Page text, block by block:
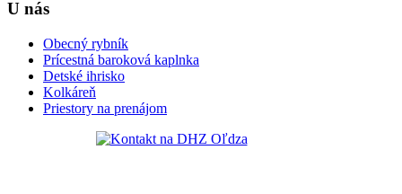
U nás
Obecný rybník
Prícestná baroková kaplnka
Detské ihrisko
Kolkáreň
Priestory na prenájom